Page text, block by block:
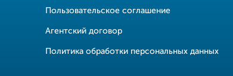
Пользовательское соглашение
Агентский договор
Политика обработки персональных данных